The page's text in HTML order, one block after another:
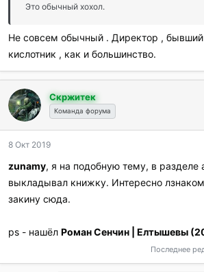
Это обычный хохол.
Не совсем обычный . Директор , бывший
кислотник , как и большинство.
Скржитек
Команда форума
8 Окт 2019
zunamy, я на подобную тему, в разделе
выкладывал книжку. Интересно
закину сюда.
ps - нашёл Роман Сенчин | Елтышевы
Последнее